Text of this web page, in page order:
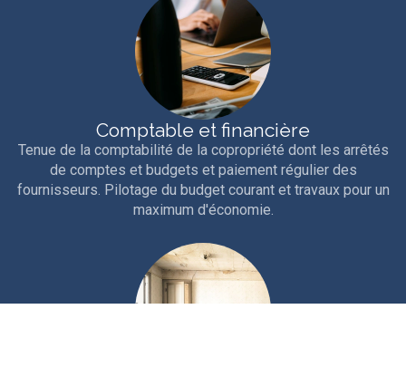
Comptable et financière
Tenue de la comptabilité de la copropriété dont les arrêtés
de comptes et budgets et paiement régulier des
fournisseurs. Pilotage du budget courant et travaux pour un
maximum d'économie.